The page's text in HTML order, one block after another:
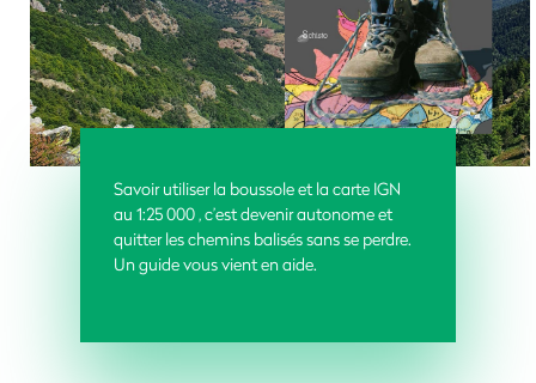
Savoir utiliser la boussole et la carte IGN
au 1:25 000 , c’est devenir autonome et
quitter les chemins balisés sans se perdre.
Un guide vous vient en aide.